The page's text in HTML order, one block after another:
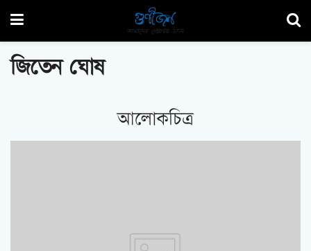
জিতেন ঘোষ
আলোকচিত্র